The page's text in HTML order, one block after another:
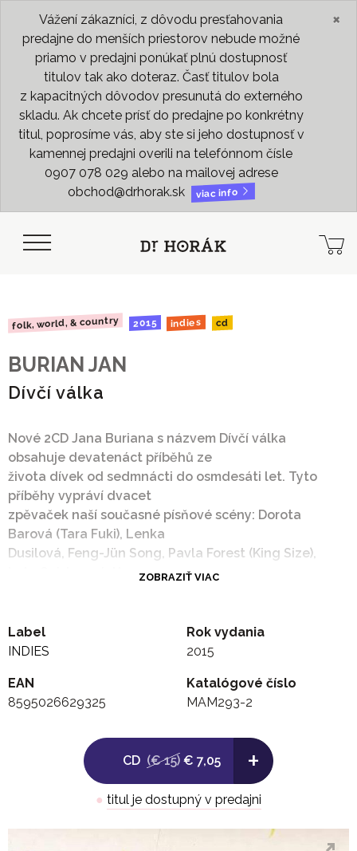
Vážení zákazníci, z dôvodu presťahovania
predajne do menších priestorov nebude možné
priamo v predajni ponúkať plnú dostupnosť
titulov tak ako doteraz. Časť titulov bola
z kapacitných dôvodov presunutá do externého
skladu. Ak chcete prísť do predajne po konkrétny
titul, poprosíme vás, aby ste si jeho dostupnosť v
kamennej predajni overili na telefónnom čísle
0907 078 029 alebo na mailovej adrese
obchod@drhorak.sk
viac info
×
folk, world, & country 2015 indies cd
BURIAN JAN
Dívčí válka
Nové 2CD Jana Buriana s názvem Dívčí válka
obsahuje devatenáct příběhů ze
života dívek od sedmnácti do osmdesáti let. Tyto
příběhy vypráví dvacet
zpěvaček naší současné písňové scény: Dorota
Barová (Tara Fuki), Lenka
Dusilová, Feng-Jün Song, Pavla Forest (King Size),
Lela Geislerová, Hana
Jana Koubková, Iveta Kováčová, Petra Oswaldová,
Zuzana Michnová, Anežka
Dagmar Voňková-Andrtová, Lucie
Vopálenská a jeden autor, zpěvák a klavírista JAN
autor písní: Jan Burian
aranžér, spoluautor hudební koncepce, různé
nástroje : Jan Burian ml.
ZOBRAZIŤ VIAC
Label
INDIES
Rok vydania
2015
EAN
8595026629325
Katalógové číslo
MAM293-2
CD (€ 15) € 7,05 +
● titul je dostupný v predajni